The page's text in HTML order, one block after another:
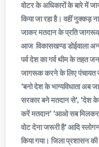
वोटर के अधिकारों के बारे में
किया जा रहा है। वहीं नुक्कड़
जाकर मतदान के प्रति
आज विकासखण्ड डोईवाला
पर्व देश का गर्व थीम के तहत
जागरूक करने के लिए पंचायत
‘बनो देश के भाग्यविधाता अब
सरकार बने मतदान से’, ‘देश के
करें मतदान’ ‘आओ सब मिलकर
वोट देना जरूरी है’ आदि
किया गया। जिला प्रशासन